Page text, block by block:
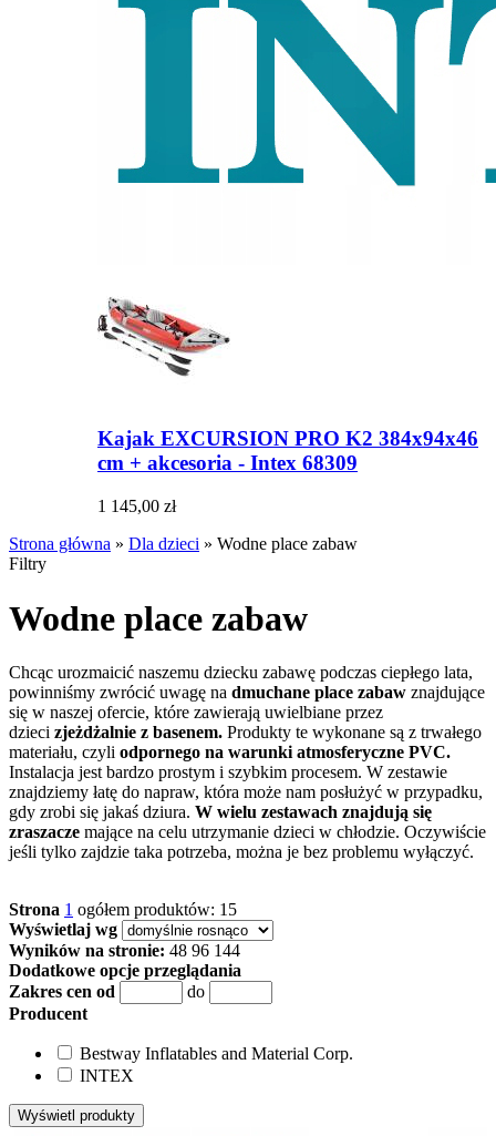
Kajak EXCURSION PRO K2 384x94x46
cm + akcesoria - Intex 68309
1 145,00 zł
Strona główna » Dla dzieci » Wodne place zabaw
Filtry
Wodne place zabaw
Chcąc urozmaicić naszemu dziecku zabawę podczas ciepłego lata,
powinniśmy zwrócić uwagę na dmuchane place zabaw znajdujące
się w naszej ofercie, które zawierają uwielbiane przez
dzieci zjeżdżalnie z basenem. Produkty te wykonane są z trwałego
materiału, czyli odpornego na warunki atmosferyczne PVC.
Instalacja jest bardzo prostym i szybkim procesem. W zestawie
znajdziemy łatę do napraw, która może nam posłużyć w przypadku,
gdy zrobi się jakaś dziura. W wielu zestawach znajdują się
zraszacze mające na celu utrzymanie dzieci w chłodzie. Oczywiście
jeśli tylko zajdzie taka potrzeba, można je bez problemu wyłączyć.
Strona 1 ogółem produktów: 15
Wyświetlaj wg
Wyników na stronie: 48 96 144
Dodatkowe opcje przeglądania
Zakres cen od
do
Producent
Bestway Inflatables and Material Corp.
INTEX